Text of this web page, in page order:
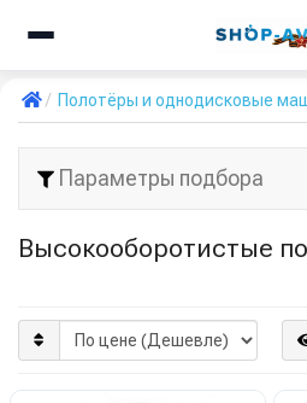
Полотёры и однодисковые
Параметры подбора
Высокооборотистые